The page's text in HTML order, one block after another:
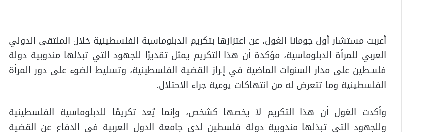
أعربت مستشار أول جومانا الغول، عن اعتزازها بتكريم الدبلوماسية الفلسطينية خلال الملتقى الدولي
العربي للمرأة الدبلوماسية، مؤكدة أن هذا التكريم يمثل تقديرًا للجهود التي تبذلها مندوبية دولة
فلسطين على مدار السنوات الماضية في إبراز القضية الفلسطينية، وتسليط الضوء على دور المرأة
الفلسطينية وما تتعرض له من انتهاكات يومية جراء الاحتلال.
وأكدت الغول أن هذا التكريم لا يخصها كشخص، وإنما يُعد تكريمًا للدبلوماسية الفلسطينية
وللجهود التي تبذلها مندوبية دولة فلسطين لدى جامعة الدول العربية في الدفاع عن القضية